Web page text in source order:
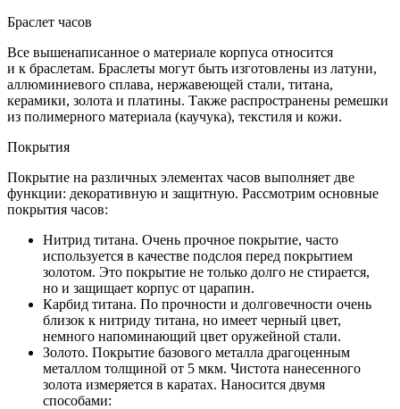
Браслет часов
Все вышенаписанное о материале корпуса относится
и к браслетам. Браслеты могут быть изготовлены из латуни,
аллюминиевого сплава, нержавеющей стали, титана,
керамики, золота и платины. Также распространены ремешки
из полимерного материала (каучука), текстиля и кожи.
Покрытия
Покрытие на различных элементах часов выполняет две
функции: декоративную и защитную. Рассмотрим основные
покрытия часов:
Нитрид титана. Очень прочное покрытие, часто
используется в качестве подслоя перед покрытием
золотом. Это покрытие не только долго не стирается,
но и защищает корпус от царапин.
Карбид титана. По прочности и долговечности очень
близок к нитриду титана, но имеет черный цвет,
немного напоминающий цвет оружейной стали.
Золото. Покрытие базового металла драгоценным
металлом толщиной от 5 мкм. Чистота нанесенного
золота измеряется в каратах. Наносится двумя
способами: